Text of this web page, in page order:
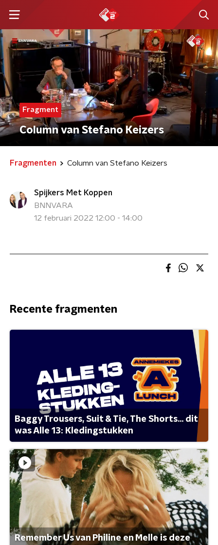
Fragment
Column van Stefano Keizers
Fragmenten Column van Stefano Keizers
Spijkers Met Koppen
BNNVARA
12 februari 2022 12:00 - 14:00
Recente fragmenten
Baggy Trousers, Suit & Tie, The Shorts... dit
was Alle 13: Kledingstukken
Remember Us van Philine en Melle is deze